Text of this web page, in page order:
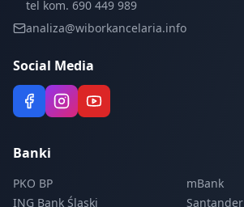
tel kom. 690 449 989
analiza@wiborkancelaria.info
Social Media
Banki
PKO BP
mBank
ING Bank Śląski
Santander